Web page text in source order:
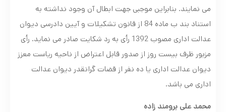
می نمایند. بنابراین موجبی جهت ابطال آن وجود نداشته به
استناد بند ب ماده 84 از قانون تشکیلات و آیین دادرسی دیوان
عدالت اداری مصوب 1392 رأی به رد شکایت صادر می نماید. رأی
مزبور ظرف بیست روز از صدور قابل اعتراض از ناحیه ریاست معزز
دیوان عدالت اداری یا ده نفر از قضات گرانقدر دیوان عدالت
اداری می باشد.
محمد علی برومند زاده